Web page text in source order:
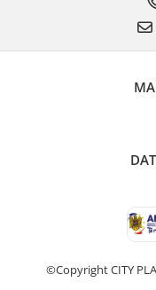
©Copyright CITY